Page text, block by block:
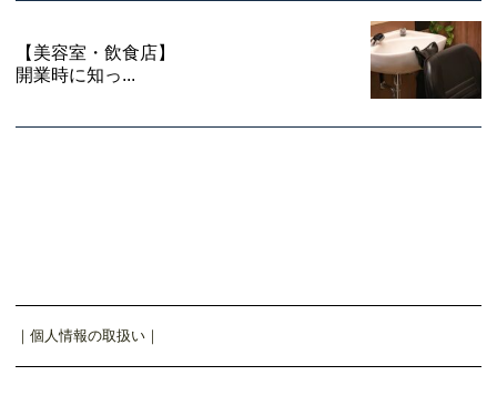
【美容室・飲食店】
開業時に知っ...
｜ 個人情報の取扱い ｜